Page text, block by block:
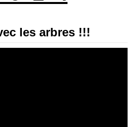
les arbres !!!